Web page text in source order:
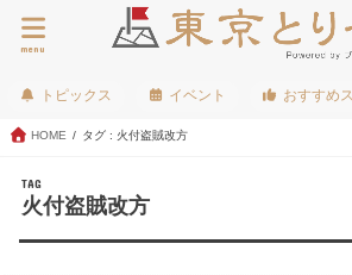
menu
トピックス イベント おすすめ
HOME タグ : 火付盗賊改方
TAG
火付盗賊改方